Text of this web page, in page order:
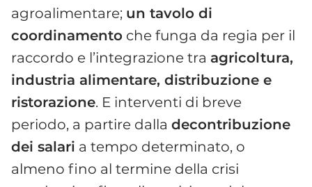
agroalimentare; un tavolo di
coordinamento che funga da regia per il
raccordo e l’integrazione tra agricoltura,
industria alimentare, distribuzione e
ristorazione. E interventi di breve
periodo, a partire dalla decontribuzione
dei salari a tempo determinato, o
almeno fino al termine della crisi